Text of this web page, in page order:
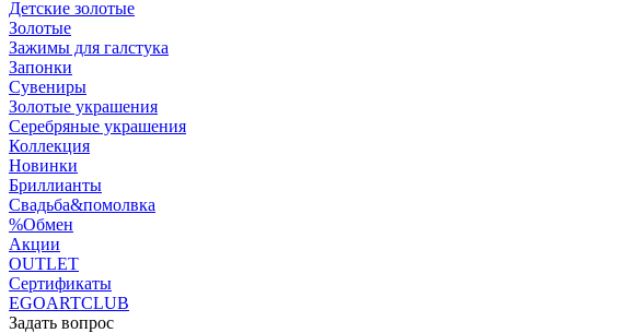
Детские золотые
Золотые
Зажимы для галстука
Запонки
Сувениры
Золотые украшения
Серебряные украшения
Коллекция
Новинки
Бриллианты
Свадьба&помолвка
%Обмен
Акции
OUTLET
Сертификаты
EGOARTCLUB
Задать вопрос